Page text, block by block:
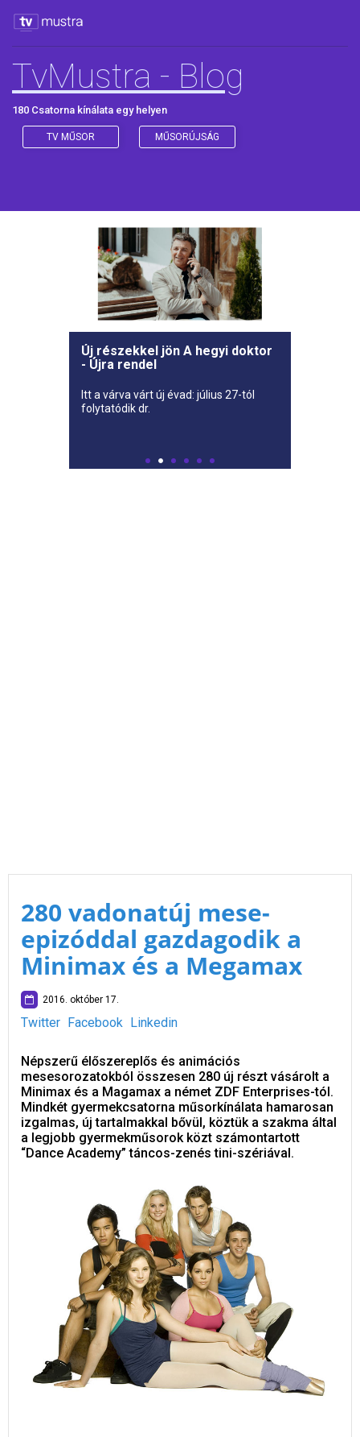
TvMustra - Blog
180 Csatorna kínálata egy helyen
TV MŰSOR MŰSORÚJSÁG
Új részekkel jön A hegyi doktor
- Újra rendel
Itt a várva várt új évad: július 27-tól
folytatódik dr.
280 vadonatúj mese-
epizóddal gazdagodik a
Minimax és a Megamax
2016. október 17.
Twitter Facebook Linkedin
Népszerű élőszereplős és animációs
mesesorozatokból összesen 280 új részt vásárolt a
Minimax és a Magamax a német ZDF Enterprises-tól.
Mindkét gyermekcsatorna műsorkínálata hamarosan
izgalmas, új tartalmakkal bővül, köztük a szakma által
a legjobb gyermekműsorok közt számontartott
“Dance Academy” táncos-zenés tini-szériával.